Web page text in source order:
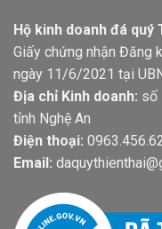
Hộ kinh doanh đá
Giấy chứng nhận Đăng
ngày 11/6/2021 tại
Địa chỉ Kinh doanh: số
tỉnh Nghệ An
Điện thoại:
Email: